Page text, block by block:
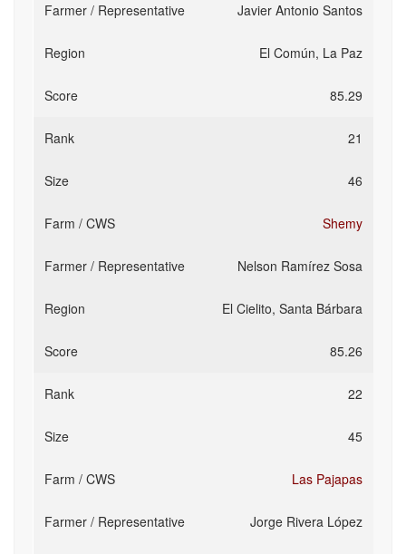
Javier Antonio Santos
El Común, La Paz
85.29
21
46
Shemy
Nelson Ramírez Sosa
El Cielito, Santa Bárbara
85.26
22
45
Las Pajapas
Jorge Rivera López